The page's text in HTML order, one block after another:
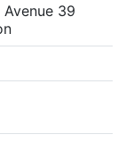
39